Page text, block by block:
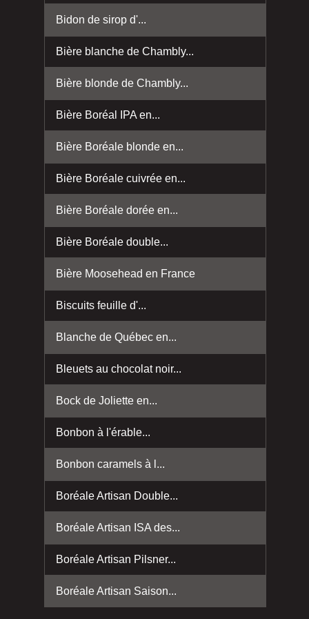
Bidon de sirop d'...
Bière blanche de Chambly...
Bière blonde de Chambly...
Bière Boréal IPA en...
Bière Boréale blonde en...
Bière Boréale cuivrée en...
Bière Boréale dorée en...
Bière Boréale double...
Bière Moosehead en France
Biscuits feuille d'...
Blanche de Québec en...
Bleuets au chocolat noir...
Bock de Joliette en...
Bonbon à l'érable...
Bonbon caramels à l...
Boréale Artisan Double...
Boréale Artisan ISA des...
Boréale Artisan Pilsner...
Boréale Artisan Saison...